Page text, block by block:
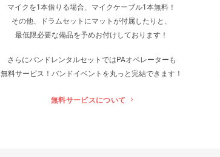
マイクを1本借りる場合、マイクケーブル1本無料！
その他、ドラムセットにマットが付属したりと、
最低限必要な備品を予めお付けしております！
さらにバンドレンタルセットでは PAオペレーターも
無料サービス！バンドイベントを丸っと完結できます！
無料サービスについて